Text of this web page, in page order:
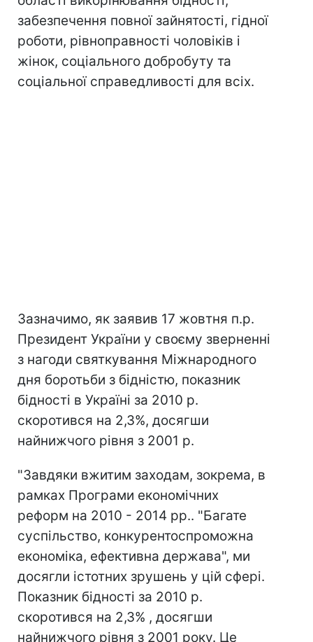
забезпечення повної зайнятості, гідної
роботи, рівноправності чоловіків і
жінок, соціального добробуту та
соціальної справедливості для всіх.
Зазначимо, як заявив 17 жовтня п.р.
Президент України у своєму зверненні
з нагоди святкування Міжнародного
дня боротьби з бідністю, показник
бідності в Україні за 2010 р.
скоротився на 2,3%, досягши
найнижчого рівня з 2001 р.
"Завдяки вжитим заходам, зокрема, в
рамках Програми економічних
реформ на 2010 - 2014 рр.. "Багате
суспільство, конкурентоспроможна
економіка, ефективна держава", ми
досягли істотних зрушень у цій сфері.
Показник бідності за 2010 р.
скоротився на 2,3% , досягши
найнижчого рівня з 2001 року. Це